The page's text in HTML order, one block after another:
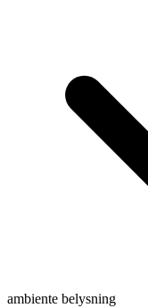
ambiente belysning